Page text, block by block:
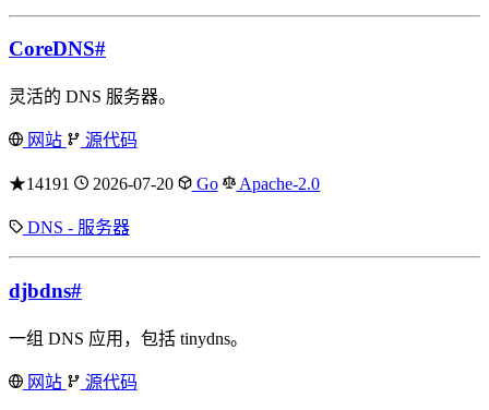
CoreDNS#
灵活的 DNS 服务器。
网站 源代码
★14191 2026-07-20 Go Apache-2.0
DNS - 服务器
djbdns#
一组 DNS 应用，包括 tinydns。
网站 源代码